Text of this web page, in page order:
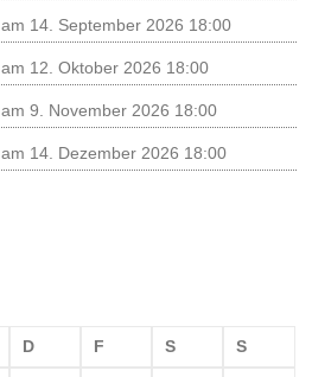
am 14. September 2026 18:00
am 12. Oktober 2026 18:00
am 9. November 2026 18:00
am 14. Dezember 2026 18:00
D F S S